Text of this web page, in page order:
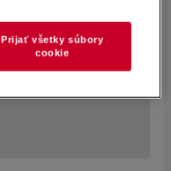
Prijať všetky súbory
cookie